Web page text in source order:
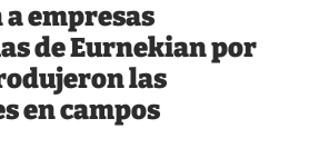
empresas
de Eurnekian por
las
en campos